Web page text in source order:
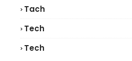
Tach
Tech
Tech